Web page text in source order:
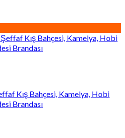
Kış Bahçesi, Kamelya, Hobi
Brandası